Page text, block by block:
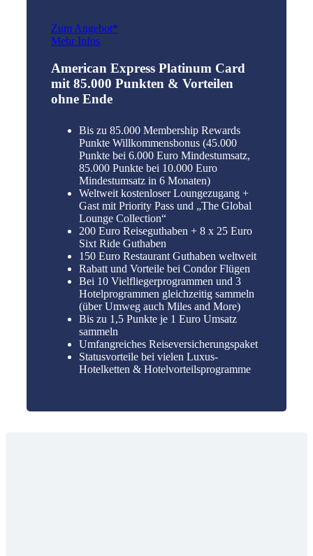
Zum Angebot*
Mehr Infos
American Express Platinum Card
mit 85.000 Punkten & Vorteilen
ohne Ende
Bis zu 85.000 Membership Rewards
Punkte Willkommensbonus (45.000
Punkte bei 6.000 Euro Mindestumsatz,
85.000 Punkte bei 10.000 Euro
Mindestumsatz in 6 Monaten)
Weltweit kostenloser Loungezugang +
Gast mit Priority Pass und „The Global
Lounge Collection“
200 Euro Reiseguthaben + 8 x 25 Euro
Sixt Ride Guthaben
150 Euro Restaurant Guthaben weltweit
Rabatt und Vorteile bei Condor Flügen
Bei 10 Vielfliegerprogrammen und 3
Hotelprogrammen gleichzeitig sammeln
(über Umweg auch Miles and More)
Bis zu 1,5 Punkte je 1 Euro Umsatz
sammeln
Umfangreiches Reiseversicherungspaket
Statusvorteile bei vielen Luxus-
Hotelketten & Hotelvorteilsprogramme